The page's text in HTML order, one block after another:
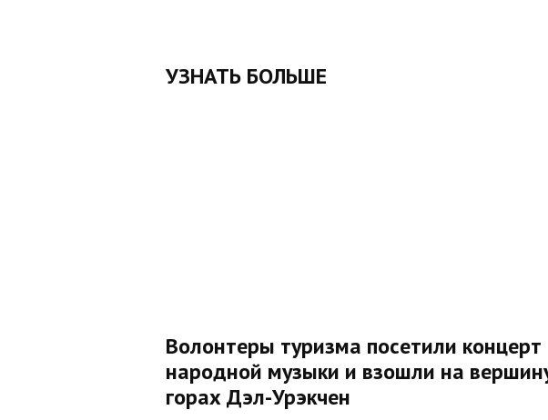
УЗНАТЬ БОЛЬШЕ
Волонтеры туризма посетили концерт
народной музыки и взошли на
горах Дэл-Урэкчен